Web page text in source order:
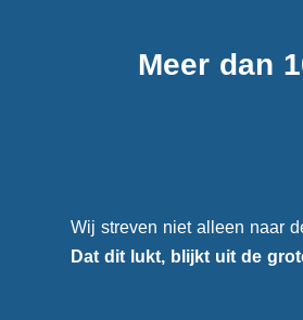
Meer dan
Wij streven niet alleen naar
Dat dit lukt, blijkt uit de